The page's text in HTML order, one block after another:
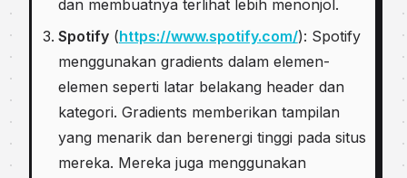
dan membuatnya terlihat lebih menonjol.
Spotify(https://www.spotify.com/): Spotify
menggunakan gradients dalam elemen-
elemen seperti latar belakang header dan
kategori. Gradients memberikan tampilan
yang menarik dan berenergi tinggi pada situs
mereka. Mereka juga menggunakan